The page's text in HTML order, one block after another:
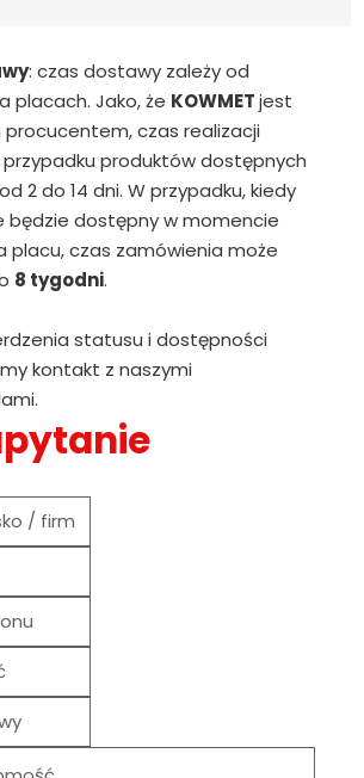
: czas dostawy zależy od
placach. Jako, że KOWMETjest
czas realizacji
produktów dostępnych
2 do 14 dni. W przypadku, kiedy
będzie dostępny w momencie
placu, czas zamówienia może
8 tygodni.
statusu i dostępności
kontakt z naszymi